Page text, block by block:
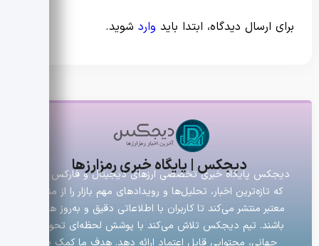
برای ارسال دیدگاه، ابتدا باید وارد شوید.
دیجکس | پایگاه خبری رمزارزها
دیجکس پایگاه خبری تخصصی ارزهای دیجیتال و فارکس است
که تازه‌ترین اخبار، تحلیل‌ها و رویدادهای مهم بازار را از منابع
معتبر منتشر می‌کند تا کاربران با اطلاعاتی دقیق و به‌روز همراه
باشند. تیم دیجکس تلاش می‌کند با پوشش لحظه‌ای تحولات
جهانی، محتوایی قابل اعتماد ارائه دهد. هدف ما کمک به